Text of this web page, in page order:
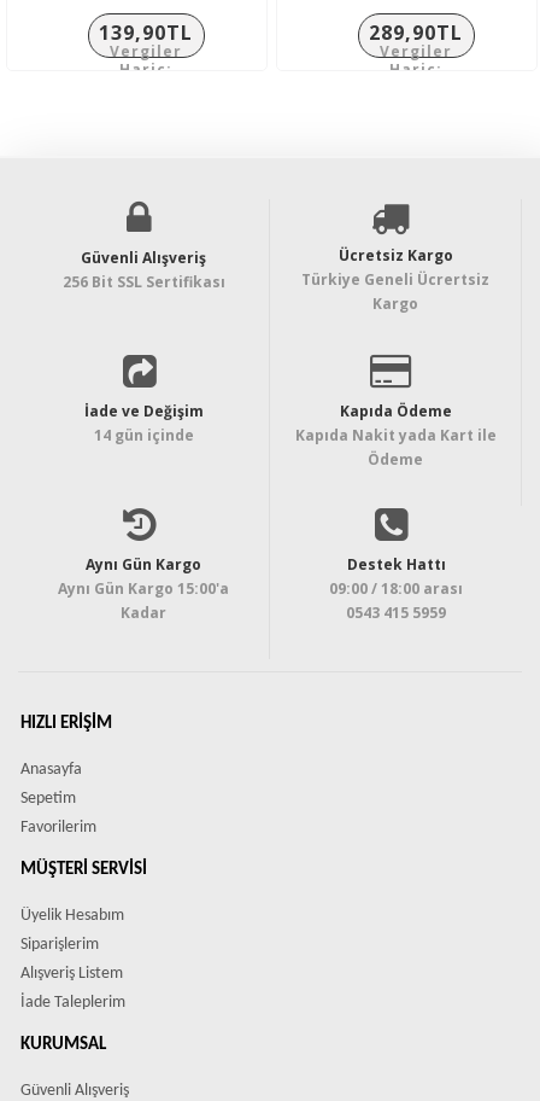
139,90TL
Vergiler
Hariç:
289,90TL
Vergiler
Hariç:
Güvenli Alışveriş
256 Bit SSL Sertifikası
Ücretsiz Kargo
Türkiye Geneli Ücrertsiz
Kargo
İade ve Değişim
14 gün içinde
Kapıda Ödeme
Kapıda Nakit yada Kart ile
Ödeme
Aynı Gün Kargo
Aynı Gün Kargo 15:00'a
Kadar
Destek Hattı
09:00 / 18:00 arası
0543 415 5959
HIZLI ERIŞIM
Anasayfa
Sepetim
Favorilerim
MÜŞTERI SERVISI
Üyelik Hesabım
Siparişlerim
Alışveriş Listem
İade Taleplerim
KURUMSAL
Güvenli Alışveriş